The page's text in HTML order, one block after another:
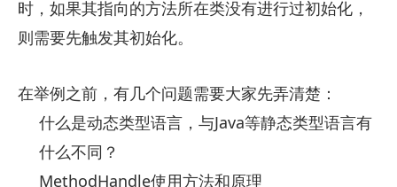
时，如果其指向的方法所在类没有进行过初始化，
则需要先触发其初始化。
在举例之前，有几个问题需要大家先弄清楚：
什么是动态类型语言，与Java等静态类型语言有
什么不同？
MethodHandle使用方法和原理